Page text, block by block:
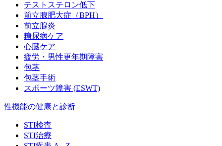
テストステロン低下
前立腺肥大症（BPH）
前立腺炎
糖尿病ケア
心臓ケア
疲労・男性更年期障害
包茎
包茎手術
スポーツ障害 (ESWT)
性機能の健康と診断
STI検査
STI治療